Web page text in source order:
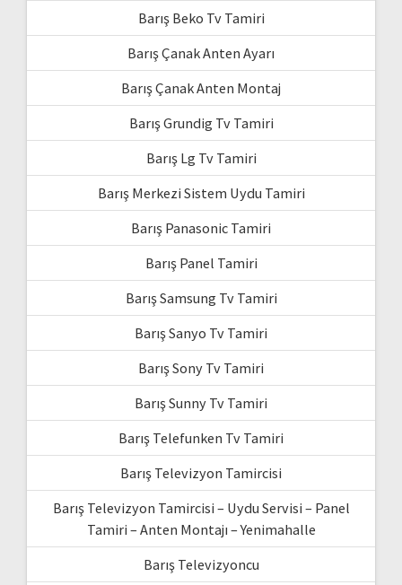
Barış Beko Tv Tamiri
Barış Çanak Anten Ayarı
Barış Çanak Anten Montaj
Barış Grundig Tv Tamiri
Barış Lg Tv Tamiri
Barış Merkezi Sistem Uydu Tamiri
Barış Panasonic Tamiri
Barış Panel Tamiri
Barış Samsung Tv Tamiri
Barış Sanyo Tv Tamiri
Barış Sony Tv Tamiri
Barış Sunny Tv Tamiri
Barış Telefunken Tv Tamiri
Barış Televizyon Tamircisi
Barış Televizyon Tamircisi – Uydu Servisi – Panel
Tamiri – Anten Montajı – Yenimahalle
Barış Televizyoncu